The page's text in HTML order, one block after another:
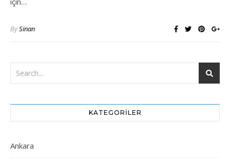
BySinan
KATEGORILER
Ankara